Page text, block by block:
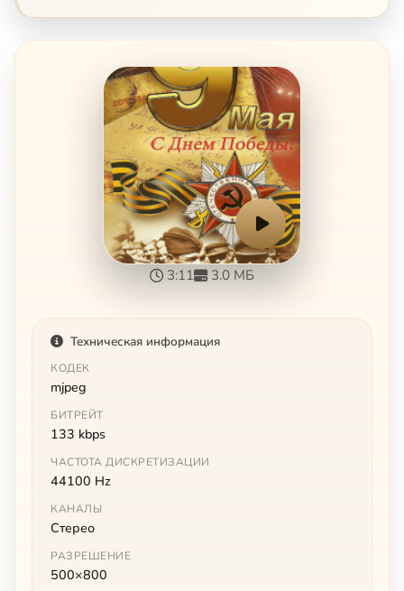
3:11 3.0 МБ
Техническая информация
КОДЕК
mjpeg
БИТРЕЙТ
133 kbps
ЧАСТОТА ДИСКРЕТИЗАЦИИ
44100 Hz
КАНАЛЫ
Стерео
РАЗРЕШЕНИЕ
500×800